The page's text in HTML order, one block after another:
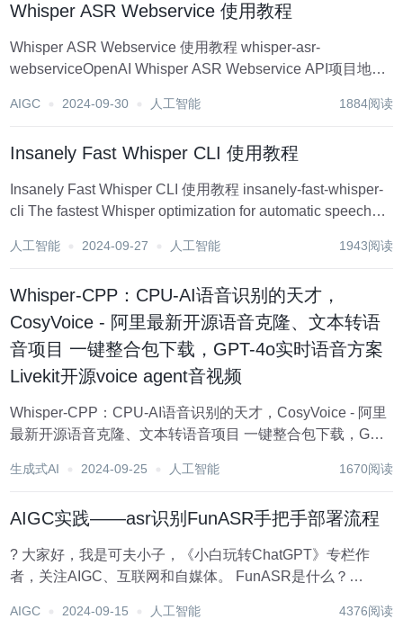
Whisper ASR Webservice 使用教程
Whisper ASR Webservice 使用教程 whisper-asr-
webserviceOpenAI Whisper ASR Webservice API项目地
AIGC 2024-09-30 人工智能 1884阅读
Insanely Fast Whisper CLI 使用教程
Insanely Fast Whisper CLI 使用教程 insanely-fast-whisper-
cli The fastest Whisper optimization for automatic speech
人工智能 2024-09-27 人工智能 1943阅读
Whisper-CPP：CPU-AI语音识别的天才，
CosyVoice - 阿里最新开源语音克隆、文本转语
音项目 一键整合包下载，GPT-4o实时语音方案
Livekit开源voice agent音视频
Whisper-CPP：CPU-AI语音识别的天才，CosyVoice - 阿里
最新开源语音克隆、文本转语音项目 一键整合包下载，GPT-
Streamlit和wheaster.CP...
生成式AI 2024-09-25 人工智能 1670阅读
AIGC实践——asr识别FunASR手把手部署流程
? 大家好，我是可夫小子，《小白玩转ChatGPT》专栏作
者，关注AIGC、互联网和自媒体。 FunASR是什么？
括语音识别 (ASR 、语音活动检测 (VAD 、标点符号恢复、
AIGC 2024-09-15 人工智能 4376阅读